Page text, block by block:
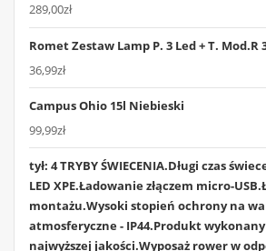
289,00zł
Romet Zestaw Lamp P. 3 Led + T. Mod.R
36,99zł
Campus Ohio 15l Niebieski
99,99zł
tył: 4 TRYBY ŚWIECENIA.Długi czas
LED XPE.Ładowanie złączem micro-
montażu.Wysoki stopień ochrony na
atmosferyczne - IP44.Produkt
najwyższej jakości.Wyposaż rower w